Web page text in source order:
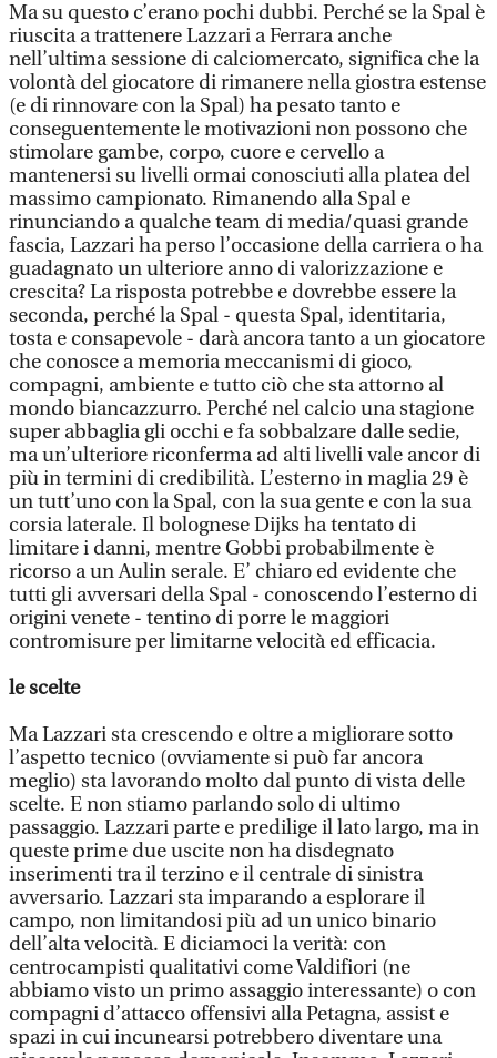
Ma su questo c’erano pochi dubbi. Perché se la Spal è
riuscita a trattenere Lazzari a Ferrara anche
nell’ultima sessione di calciomercato, significa che la
volontà del giocatore di rimanere nella giostra estense
(e di rinnovare con la Spal) ha pesato tanto e
conseguentemente le motivazioni non possono che
stimolare gambe, corpo, cuore e cervello a
mantenersi su livelli ormai conosciuti alla platea del
massimo campionato. Rimanendo alla Spal e
rinunciando a qualche team di media/quasi grande
fascia, Lazzari ha perso l’occasione della carriera o ha
guadagnato un ulteriore anno di valorizzazione e
crescita? La risposta potrebbe e dovrebbe essere la
seconda, perché la Spal - questa Spal, identitaria,
tosta e consapevole - darà ancora tanto a un giocatore
che conosce a memoria meccanismi di gioco,
compagni, ambiente e tutto ciò che sta attorno al
mondo biancazzurro. Perché nel calcio una stagione
super abbaglia gli occhi e fa sobbalzare dalle sedie,
ma un’ulteriore riconferma ad alti livelli vale ancor di
più in termini di credibilità. L’esterno in maglia 29 è
un tutt’uno con la Spal, con la sua gente e con la sua
corsia laterale. Il bolognese Dijks ha tentato di
limitare i danni, mentre Gobbi probabilmente è
ricorso a un Aulin serale. E’ chiaro ed evidente che
tutti gli avversari della Spal - conoscendo l’esterno di
origini venete - tentino di porre le maggiori
contromisure per limitarne velocità ed efficacia.
le scelte
Ma Lazzari sta crescendo e oltre a migliorare sotto
l’aspetto tecnico (ovviamente si può far ancora
meglio) sta lavorando molto dal punto di vista delle
scelte. E non stiamo parlando solo di ultimo
passaggio. Lazzari parte e predilige il lato largo, ma in
queste prime due uscite non ha disdegnato
inserimenti tra il terzino e il centrale di sinistra
avversario. Lazzari sta imparando a esplorare il
campo, non limitandosi più ad un unico binario
dell’alta velocità. E diciamoci la verità: con
centrocampisti qualitativi come Valdifiori (ne
abbiamo visto un primo assaggio interessante) o con
compagni d’attacco offensivi alla Petagna, assist e
spazi in cui incunearsi potrebbero diventare una